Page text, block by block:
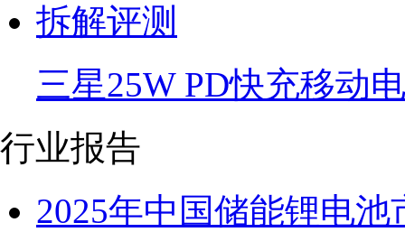
三星25W PD快充移动
行业报告
2025年中国储能锂电